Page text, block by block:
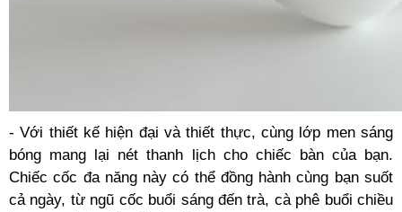
- Với thiết kế hiện đại và thiết thực, cùng lớp men sáng
bóng mang lại nét thanh lịch cho chiếc bàn của bạn.
Chiếc cốc đa năng này có thể đồng hành cùng bạn suốt
cả ngày, từ ngũ cốc buổi sáng đến trà, cà phê buổi chiều